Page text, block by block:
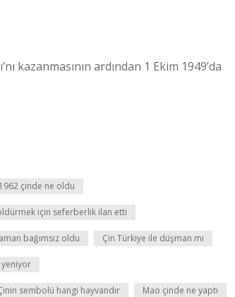
kazanmasının ardından 1 Ekim 1949’da
çinde ne oldu
için seferberlik ilan etti
bağımsız oldu Çin Türkiye ile düşman mı
sembolü hangi hayvandır Mao çinde ne yaptı